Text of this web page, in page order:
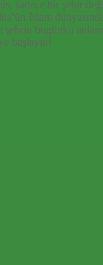
sadece bir şehir
İslam
bugünkü
başlayın!